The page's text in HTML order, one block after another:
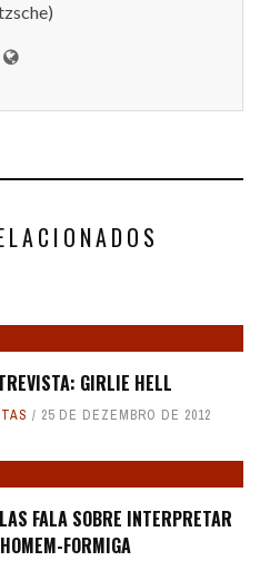
GIRLIE HELL
25 DE DEZEMBRO DE 2012
FALA SOBRE INTERPRETAR
FORMIGA